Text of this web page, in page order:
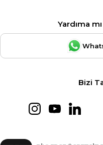
Yardıma
Bizi